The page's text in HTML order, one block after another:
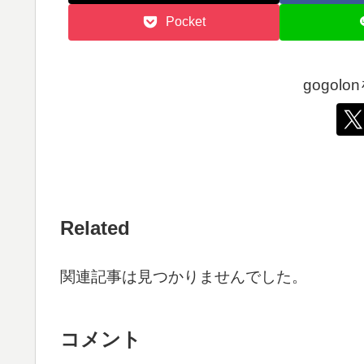
Pocket
gogolon
Related
関連記事は見つかりませんでした。
コメント